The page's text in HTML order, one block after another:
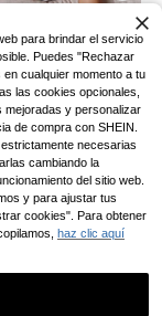
para brindar el servicio
Puedes "Rechazar
cualquier momento a tu
las cookies opcionales,
mejoradas y personalizar
de compra con SHEIN.
necesarias
cambiando la
del sitio web.
y para ajustar tus
cookies". Para obtener
haz clic aquí